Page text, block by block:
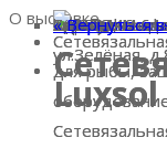
« Вернуться в
Luxsol
Номер
Страна:
Россия
Адрес:
141504,
ул.Зелёная,
Телефон:
7(926)446-
E-mail:
Сайт:
luxsol.ru
для рыбы,
« Вернуться в
« Вернуться в
Luxsol
luxsol.ru
141504,
ул.Зелёная,
7(926)446-
для рыбы,
« Вернуться в
О выставке
Выставка
Разделы
Список